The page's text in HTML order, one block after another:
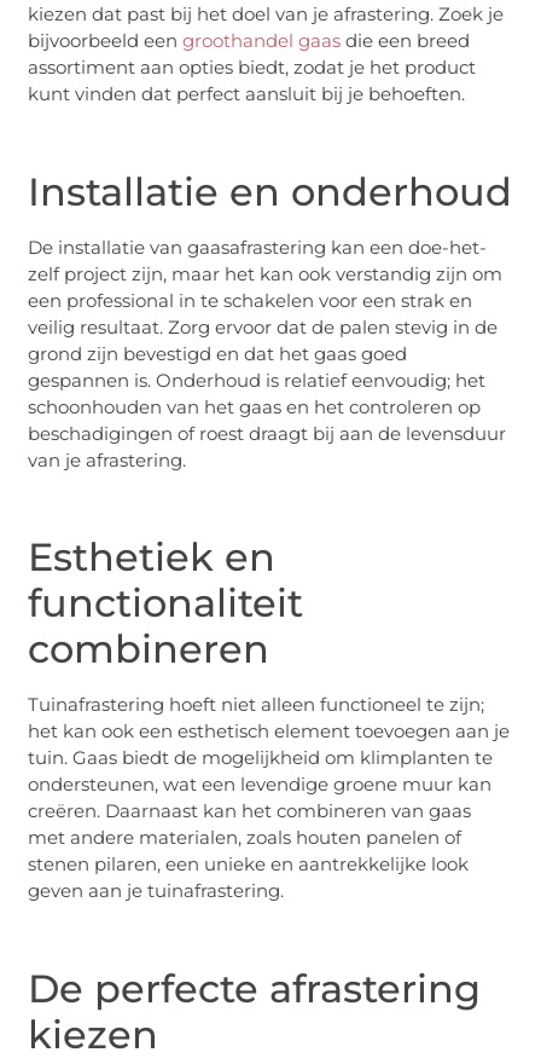
kiezen dat past bij het doel van je afrastering. Zoek je
bijvoorbeeld eengroothandel gaas die een breed
assortiment aan opties biedt, zodat je het product
kunt vinden dat perfect aansluit bij je behoeften.
Installatie en onderhoud
De installatie van gaasafrastering kan een doe-het-
zelf project zijn, maar het kan ook verstandig zijn om
een professional in te schakelen voor een strak en
veilig resultaat. Zorg ervoor dat de palen stevig in de
grond zijn bevestigd en dat het gaas goed
gespannen is. Onderhoud is relatief eenvoudig; het
schoonhouden van het gaas en het controleren op
beschadigingen of roest draagt bij aan de levensduur
van je afrastering.
Esthetiek en
functionaliteit
combineren
Tuinafrastering hoeft niet alleen functioneel te zijn;
het kan ook een esthetisch element toevoegen aan je
tuin. Gaas biedt de mogelijkheid om klimplanten te
ondersteunen, wat een levendige groene muur kan
creëren. Daarnaast kan het combineren van gaas
met andere materialen, zoals houten panelen of
stenen pilaren, een unieke en aantrekkelijke look
geven aan je tuinafrastering.
De perfecte afrastering
kiezen